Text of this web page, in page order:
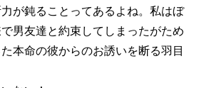
が鈍ることってあるよね。私はぼ
男友達と約束してしまったがため
本命の彼からのお誘いを断る羽目